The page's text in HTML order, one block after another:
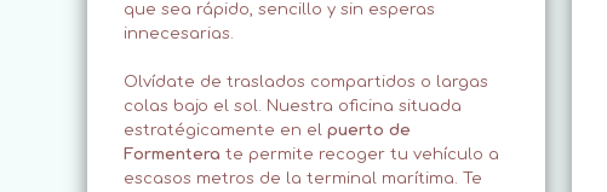
que sea rápido, sencillo y sin esperas
innecesarias.
Olvídate de traslados compartidos o largas
colas bajo el sol. Nuestra oficina situada
estratégicamente en el puerto de
Formentera te permite recoger tu vehículo a
escasos metros de la terminal marítima. Te